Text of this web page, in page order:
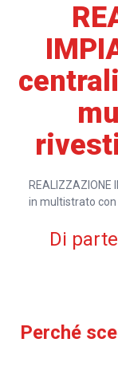
in multistrato
Di
Perché